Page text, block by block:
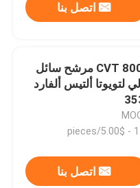
اتصل بنا
كيمكس 80034 CVT مرشح سائل
لتويوتا ألتيس ألفارد
اتصل بنا